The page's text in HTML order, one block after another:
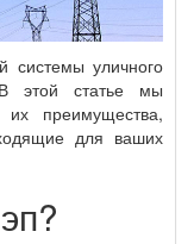
системы уличного
этой статье мы
преимущества,
для ваших